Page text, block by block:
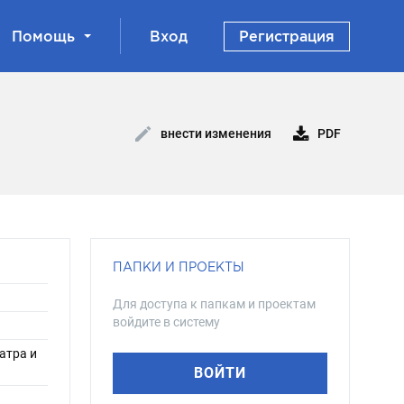
Помощь Вход Регистрация
внести изменения PDF
и
ПАПКИ И ПРОЕКТЫ
Для доступа к папкам и проектам
войдите в систему
ВОЙТИ